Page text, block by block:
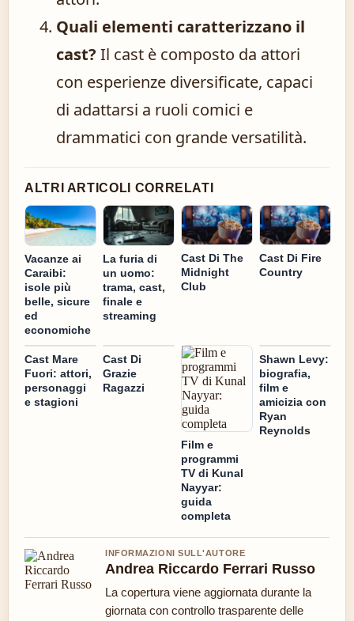
Quali elementi caratterizzano il
cast? Il cast è composto da attori
con esperienze diversificate, capaci
di adattarsi a ruoli comici e
drammatici con grande versatilità.
ALTRI ARTICOLI CORRELATI
Vacanze ai
Caraibi:
isole più
belle, sicure
ed
economiche
La furia di
un uomo:
trama, cast,
finale e
streaming
Cast Di The
Midnight
Club
Cast Di Fire
Country
Cast Mare
Fuori: attori,
personaggi
e stagioni
Cast Di
Grazie
Ragazzi
Film e
programmi
TV di Kunal
Nayyar:
guida
completa
Shawn Levy:
biografia,
film e
amicizia con
Ryan
Reynolds
INFORMAZIONI SULL'AUTORE
Andrea Riccardo Ferrari Russo
La copertura viene aggiornata durante la
giornata con controllo trasparente delle